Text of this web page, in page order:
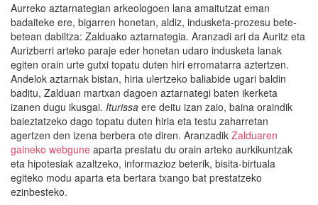
Aurreko aztarnategian arkeologoen lana amaitutzat eman
badaiteke ere, bigarren honetan, aldiz, indusketa-prozesu bete-
betean dabiltza: Zalduako aztarnategia. Aranzadi ari da Auritz eta
Aurizberri arteko paraje eder honetan udaro indusketa lanak
egiten orain urte gutxi topatu duten hiri erromatarra aztertzen.
Andelok aztarnak bistan, hiria ulertzeko baliabide ugari baldin
baditu, Zalduan martxan dagoen aztarnategi baten ikerketa
izanen dugu ikusgai. Iturissa ere deitu izan zaio, baina oraindik
baieztatzeko dago topatu duten hiria eta testu zaharretan
agertzen den izena berbera ote diren. Aranzadik Zalduaren
gaineko webgune aparta prestatu du orain arteko aurkikuntzak
eta hipotesiak azaltzeko, informazioz beterik, bisita-birtuala
egiteko modu aparta eta bertara txango bat prestatzeko
ezinbesteko.